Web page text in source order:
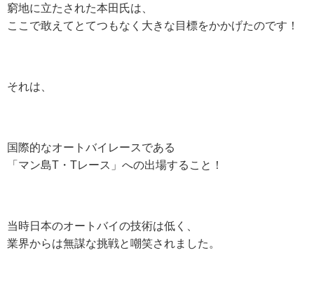
窮地に立たされた本田氏は、
ここで敢えてとてつもなく大きな目標をかかげたのです！
それは、
国際的なオートバイレースである
「マン島T・Tレース」への出場すること！
当時日本のオートバイの技術は低く、
業界からは無謀な挑戦と嘲笑されました。